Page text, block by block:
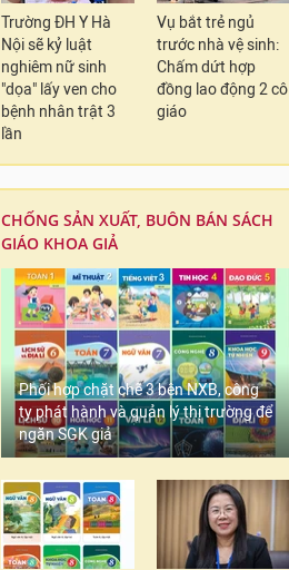
Trường ĐH Y Hà
Nội sẽ kỷ luật
nghiêm nữ sinh
"dọa" lấy ven cho
bệnh nhân trật 3
lần
Vụ bắt trẻ ngủ
trước nhà vệ sinh:
Chấm dứt hợp
đồng lao động 2 cô
giáo
CHỐNG SẢN XUẤT, BUÔN BÁN SÁCH
GIÁO KHOA GIẢ
Phối hợp chặt chẽ 3 bên NXB, công
ty phát hành và quản lý thị trường để
ngăn SGK giả